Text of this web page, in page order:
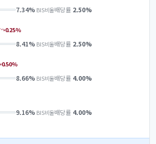
7.34% BIS비율배당률 2.50%
0.25%
8.41% BIS비율배당률 2.50%
0.50%
8.66% BIS비율배당률 4.00%
9.16% BIS비율배당률 4.00%